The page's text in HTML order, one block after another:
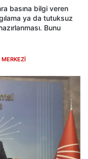
basına bilgi veren
ya da tutuksuz
Bunu
MERKEZİ